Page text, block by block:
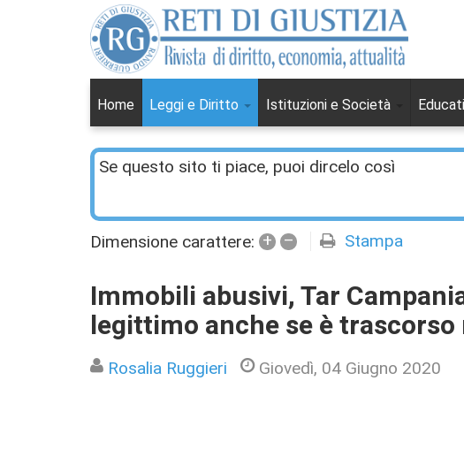
Home Leggi e Diritto Istituzioni e Società
Se questo sito ti piace, puoi dircelo così
Dimensione carattere: + – Stampa
Immobili abusivi, Tar
legittimo anche se è
Rosalia Ruggieri Giovedì, 04 Giugno 2020